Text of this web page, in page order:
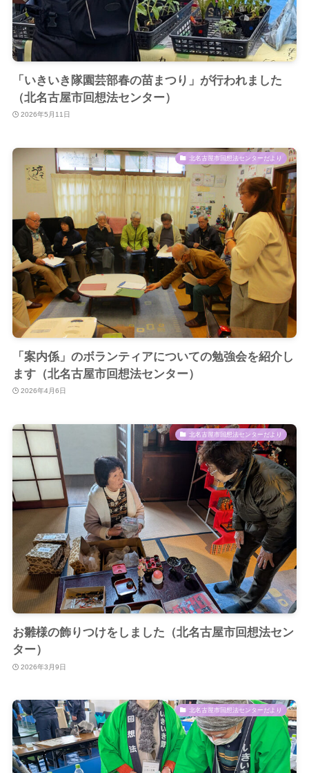
「いきいき隊園芸部春の苗まつり」が行われました
（北名古屋市回想法センター）
2026年5月11日
北名古屋市回想法センターだより
「案内係」のボランティアについての勉強会を紹介し
ます（北名古屋市回想法センター）
2026年4月6日
北名古屋市回想法センターだより
お雛様の飾りつけをしました（北名古屋市回想法セン
ター）
2026年3月9日
北名古屋市回想法センターだより